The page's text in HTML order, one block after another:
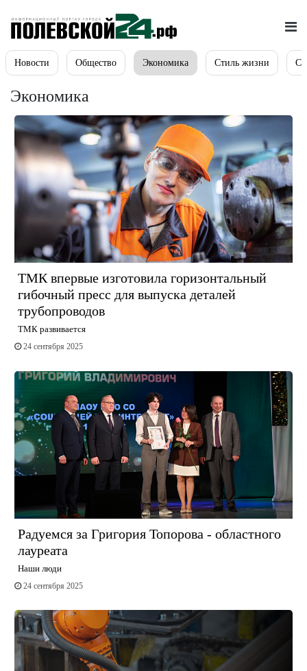
Новости Общество Экономика Стиль жизни
Экономика
ТМК впервые изготовила горизонтальный
гибочный пресс для выпуска деталей
трубопроводов
ТМК развивается
24 сентября 2025
Радуемся за Григория Топорова - областного
лауреата
Наши люди
24 сентября 2025